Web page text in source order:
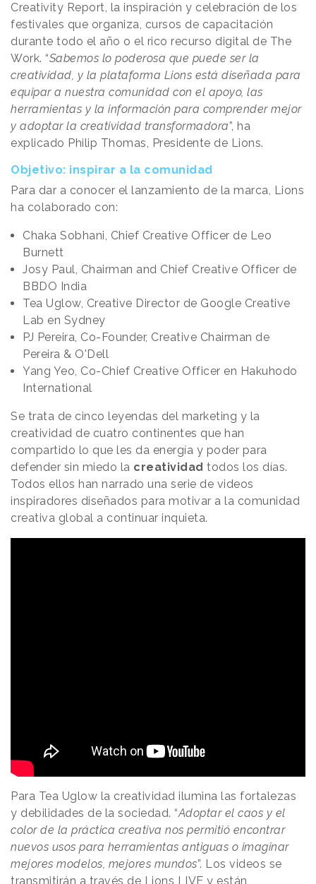
Creativity Report, la inspiración y celebración de los
festivales que organiza, cursos de capacitación
durante todo el año o el rico recurso digital de The
Work. “Sabemos lo poderosa que puede ser la
creatividad, y la plataforma Lions está diseñada para
equipar a nuestra comunidad con el apoyo, las
herramientas y la información para comprender mejor
y adoptar la creatividad transformadora”, ha
explicado Philip Thomas, Presidente de Lions.
Objetivo: inspirar a la comunidad
Para dar a conocer el lanzamiento de la marca, Lions
ha colaborado con:
Chaka Sobhani, Chief Creative Officer de Leo
Burnett
Josy Paul, Chairman and Chief Creative Officer de
BBDO India
Tea Uglow, Creative Director de Google Creative
Lab en Sydney
PJ Pereira, Co-Founder, Creative Chairman de
Pereira & O'Dell
Yang Yeo, Co-Chief Creative Officer en Hakuhodo
International
Se trata de cinco leyendas del marketing y la
creatividad de cuatro continentes que han
compartido lo que les da energía y poder para
defender sin miedo la creatividad todos los días.
Todos ellos han narrado una serie de videos
inspiradores diseñados para motivar a la comunidad
creativa global a continuar inquieta.
Para Tea Uglow la creatividad ilumina las fortalezas
y debilidades de la sociedad. “Adoptar el caos y el
color de la práctica creativa nos permitió encontrar
nuevos usos para herramientas antiguas o imaginar
mejores modelos, mejores mundos”. Los videos se
transmitirán a través de Lions LIVE y están